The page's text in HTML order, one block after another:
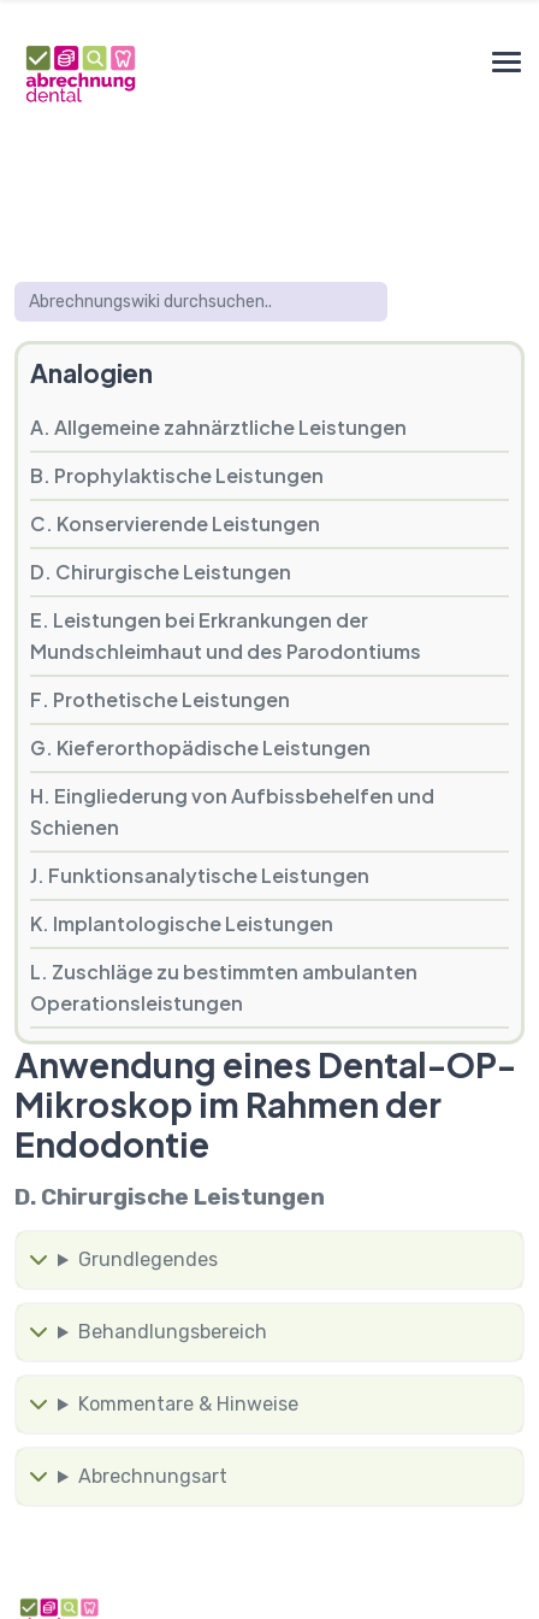
Analogien
A. Allgemeine zahnärztliche Leistungen
B. Prophylaktische Leistungen
C. Konservierende Leistungen
D. Chirurgische Leistungen
E. Leistungen bei Erkrankungen der
Mundschleimhaut und des Parodontiums
F. Prothetische Leistungen
G. Kieferorthopädische Leistungen
H. Eingliederung von Aufbissbehelfen und
Schienen
J. Funktionsanalytische Leistungen
K. Implantologische Leistungen
L. Zuschläge zu bestimmten ambulanten
Operationsleistungen
Anwendung eines Dental-OP-
Mikroskop im Rahmen der
Endodontie
D. Chirurgische Leistungen
Grundlegendes
Behandlungsbereich
Kommentare & Hinweise
Abrechnungsart